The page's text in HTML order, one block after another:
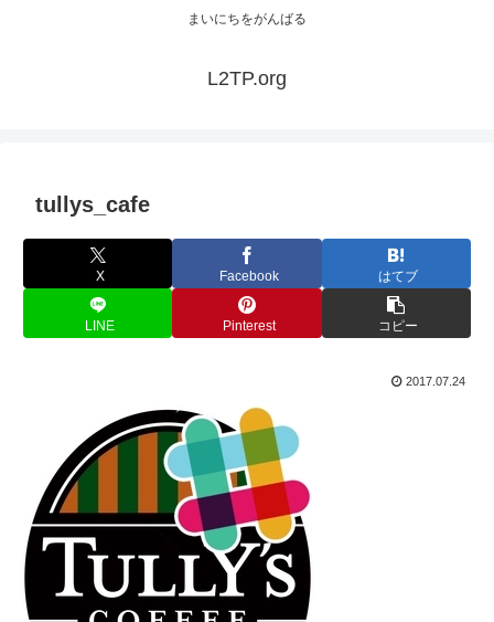
まいにちをがんばる
L2TP.org
tullys_cafe
X Facebook はてブ
LINE Pinterest コピー
2017.07.24